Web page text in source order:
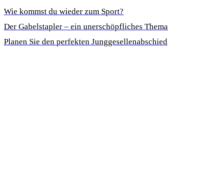
Wie kommst du wieder zum Sport?
Der Gabelstapler – ein unerschöpfliches Thema
Planen Sie den perfekten Junggesellenabschied